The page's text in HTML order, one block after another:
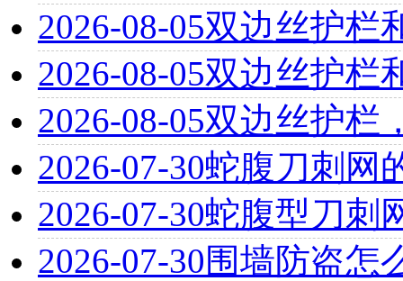
2026-08-05双边丝护栏
2026-08-05双边丝护栏
2026-08-05双边丝护栏
2026-07-30蛇腹刀刺网
2026-07-30蛇腹型刀刺
2026-07-30围墙防盗怎